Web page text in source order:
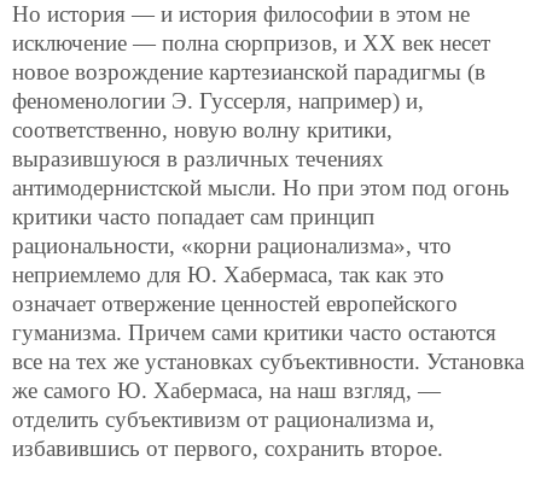
Но история — и история философии в этом не
исключение — полна сюрпризов, и ХХ век несет
новое возрождение картезианской парадигмы (в
феноменологии Э. Гуссерля, например) и,
соответственно, новую волну критики,
выразившуюся в различных течениях
антимодернистской мысли. Но при этом под огонь
критики часто попадает сам принцип
рациональности, «корни рационализма», что
неприемлемо для Ю. Хабермаса, так как это
означает отвержение ценностей европейского
гуманизма. Причем сами критики часто остаются
все на тех же установках субъективности. Установка
же самого Ю. Хабермаса, на наш взгляд, —
отделить субъективизм от рационализма и,
избавившись от первого, сохранить второе.